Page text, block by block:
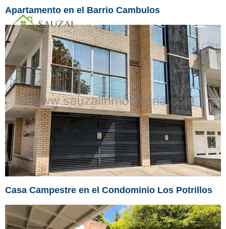
Apartamento en el Barrio Cambulos
Casa Campestre en el Condominio Los Potrillos